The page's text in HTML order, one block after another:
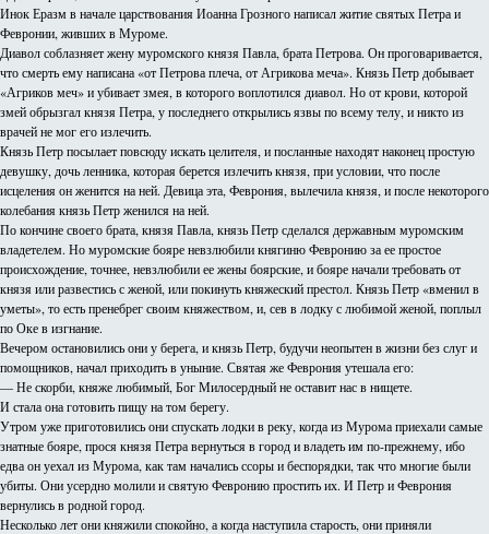
Инок Еразм в начале царствования Иоанна Грозного написал житие святых Петра и
Февронии, живших в Муроме.
Диавол соблазняет жену муромского князя Павла, брата Петрова. Он проговаривается,
что смерть ему написана «от Петрова плеча, от Агрикова меча». Князь Петр добывает
«Агриков меч» и убивает змея, в которого воплотился диавол. Но от крови, которой
змей обрызгал князя Петра, у последнего открылись язвы по всему телу, и никто из
врачей не мог его излечить.
Князь Петр посылает повсюду искать целителя, и посланные находят наконец простую
девушку, дочь ленника, которая берется излечить князя, при условии, что после
исцеления он женится на ней. Девица эта, Феврония, вылечила князя, и после некоторого
колебания князь Петр женился на ней.
По кончине своего брата, князя Павла, князь Петр сделался державным муромским
владетелем. Но муромские бояре невзлюбили княгиню Февронию за ее простое
происхождение, точнее, невзлюбили ее жены боярские, и бояре начали требовать от
князя или развестись с женой, или покинуть княжеский престол. Князь Петр «вменил в
уметы», то есть пренебрег своим княжеством, и, сев в лодку с любимой женой, поплыл
по Оке в изгнание.
Вечером остановились они у берега, и князь Петр, будучи неопытен в жизни без слуг и
помощников, начал приходить в уныние. Святая же Феврония утешала его:
— Не скорби, княже любимый, Бог Милосердный не оставит нас в нищете.
И стала она готовить пищу на том берегу.
Утром уже приготовились они спускать лодки в реку, когда из Мурома приехали самые
знатные бояре, прося князя Петра вернуться в город и владеть им по-прежнему, ибо
едва он уехал из Мурома, как там начались ссоры и беспорядки, так что многие были
убиты. Они усердно молили и святую Февронию простить их. И Петр и Феврония
вернулись в родной город.
Несколько лет они княжили спокойно, а когда наступила старость, они приняли